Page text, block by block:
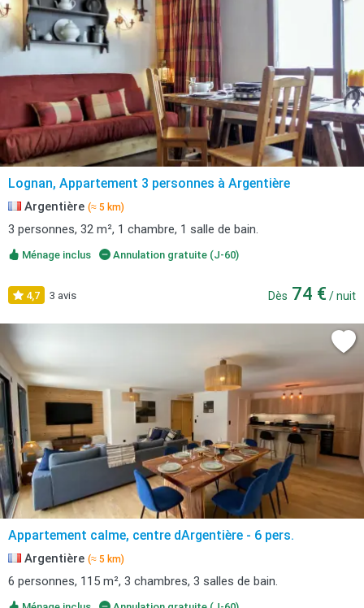
Lognan, Appartement 3 personnes à Argentière
Argentière (≈ 5 km)
3 personnes, 32 m², 1 chambre, 1 salle de bain.
Ménage inclus Annulation gratuite (J-60)
4,7 3 avis Dès 74 € / nuit
Appartement calme, centre dArgentière - 6 pers.
Argentière (≈ 5 km)
6 personnes, 115 m², 3 chambres, 3 salles de bain.